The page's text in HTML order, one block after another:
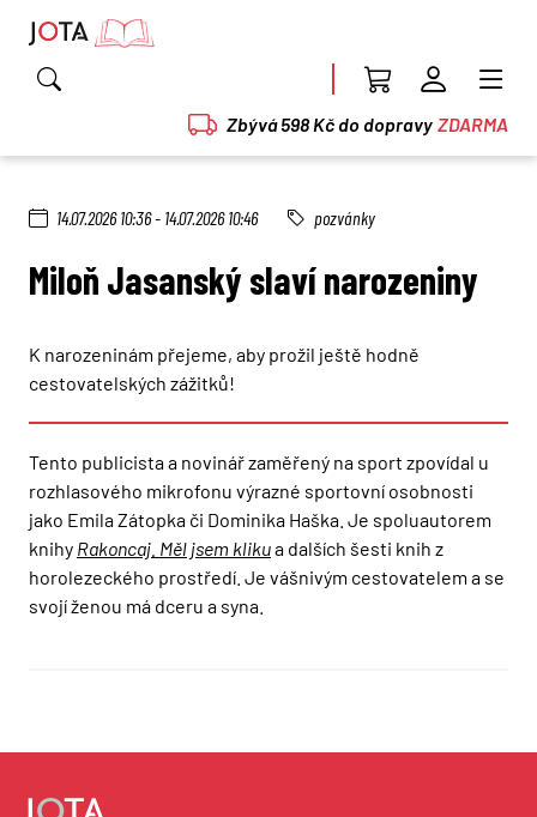
Zbývá 598 Kč do dopravy ZDARMA
14.07.2026 10:36 - 14.07.2026 10:46 pozvánky
Miloň Jasanský slaví narozeniny
K narozeninám přejeme, aby prožil ještě hodně
cestovatelských zážitků!
Tento publicista a novinář zaměřený na sport zpovídal u
rozhlasového mikrofonu výrazné sportovní osobnosti
jako Emila Zátopka či Dominika Haška. Je spoluautorem
knihy Rakoncaj. Měl jsem klikua dalších šesti knih z
horolezeckého prostředí. Je vášnivým cestovatelem a se
svojí ženou má dceru a syna.